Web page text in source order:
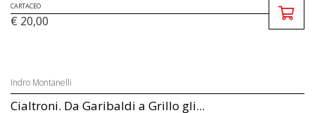
CARTACEO
€ 20,00
Indro Montanelli
Cialtroni. Da Garibaldi a Grillo gli...